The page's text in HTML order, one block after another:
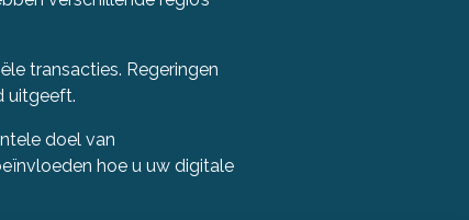
transacties. Regeringen
uitgeeft.
doel van
hoe u uw digitale